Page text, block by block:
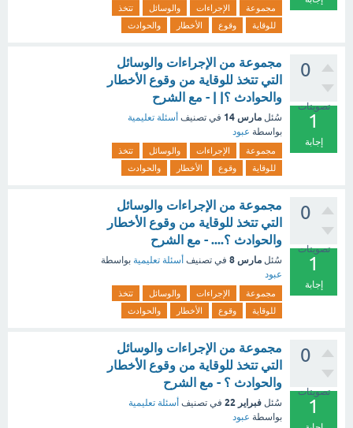
مجموعة الإجراءات والوسائل
تتخذ
للوقاية
وقوع الأخطار والحوادث
0
تصويتات
1
إجابة
مجموعة من الإجراءات والوسائل
التي تتخذ للوقاية من وقوع الأخطار
والحوادث ؟| | - مع الشرح
سُئل مارس 14 في تصنيف أسئلة تعليمية
بواسطة عبود
مجموعة الإجراءات والوسائل
تتخذ
للوقاية
وقوع الأخطار والحوادث
0
تصويتات
1
إجابة
مجموعة من الإجراءات والوسائل
التي تتخذ للوقاية من وقوع الأخطار
والحوادث ؟.... - مع الشرح
سُئل مارس 8 في تصنيف أسئلة تعليمية بواسطة
عبود
مجموعة الإجراءات والوسائل
تتخذ
للوقاية
وقوع الأخطار والحوادث
0
تصويتات
1
مجموعة من الإجراءات والوسائل
التي تتخذ للوقاية من وقوع الأخطار
والحوادث ؟ - مع الشرح
سُئل فبراير 22 في تصنيف أسئلة تعليمية
بواسطة عبود